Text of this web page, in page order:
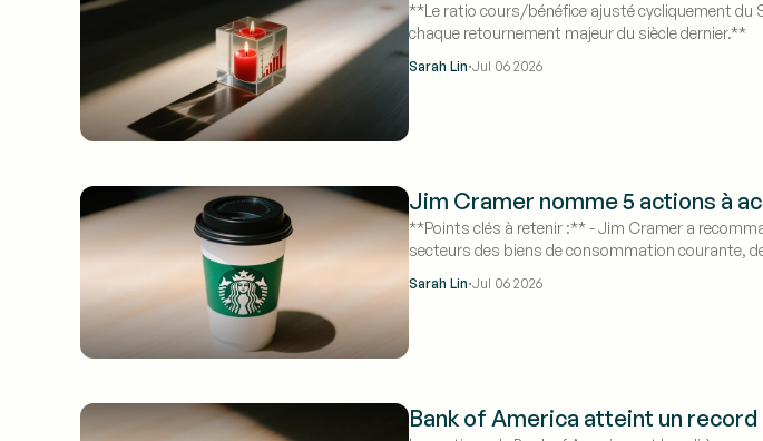
**Le ratio cours/bénéfice ajusté cycliquement du
chaque retournement majeur du siècle dernier.**
Sarah Lin·Jul 06 2026
Jim Cramer nomme 5 actions à
**Points clés à retenir :** - Jim Cramer a
secteurs des biens de consommation courante,
Sarah Lin·Jul 06 2026
Bank of America atteint un